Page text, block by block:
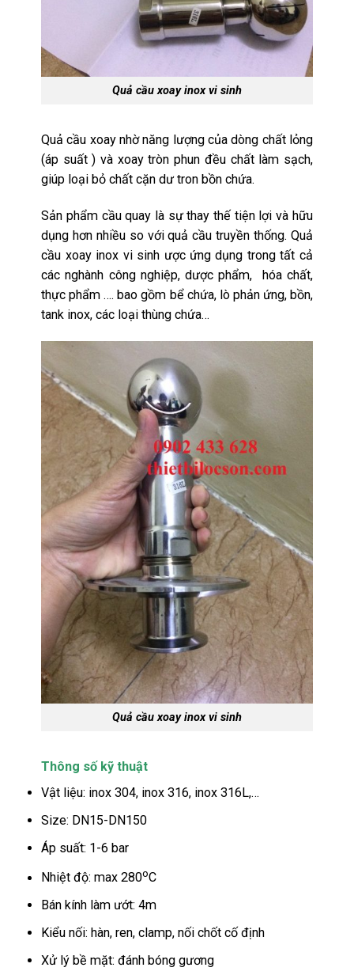
Quả cầu xoay inox vi sinh
Quả cầu xoay nhờ năng lượng của dòng chất lỏng
(áp suất ) và xoay tròn phun đều chất làm sạch,
giúp loại bỏ chất cặn dư tron bồn chứa.
Sản phẩm cầu quay là sự thay thế tiện lợi và hữu
dụng hơn nhiều so với quả cầu truyền thống. Quả
cầu xoay inox vi sinh ược ứng dụng trong tất cả
các nghành công nghiệp, dược phẩm, hóa chất,
thực phẩm …. bao gồm bể chứa, lò phản ứng, bồn,
tank inox, các loại thùng chứa…
Quả cầu xoay inox vi sinh
Thông số kỹ thuật
Vật liệu: inox 304, inox 316, inox 316L,…
Size: DN15-DN150
Áp suất: 1-6 bar
Nhiệt độ: max 280oC
Bán kính làm ướt: 4m
Kiểu nối: hàn, ren, clamp, nối chốt cố định
Xử lý bề mặt: đánh bóng gương